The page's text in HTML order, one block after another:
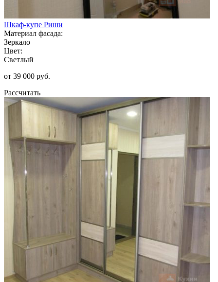
Шкаф-купе Риши
Материал фасада:
Зеркало
Цвет:
Светлый
от 39 000 руб.
Рассчитать